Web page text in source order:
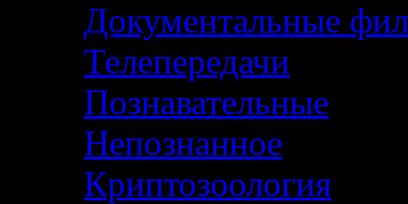
Документальные
Телепередачи
Познавательные
Непознанное
Криптозоология